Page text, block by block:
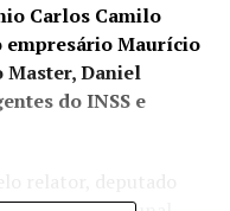
Carlos Camilo
empresário Maurício
Master, Daniel
do INSS e